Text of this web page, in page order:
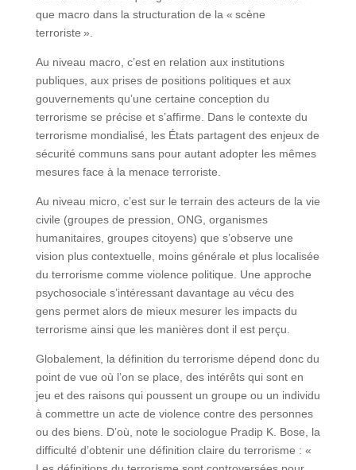
que macro dans la structuration de la « scène
terroriste ».
Au niveau macro, c’est en relation aux institutions
publiques, aux prises de positions politiques et aux
gouvernements qu’une certaine conception du
terrorisme se précise et s’affirme. Dans le contexte du
terrorisme mondialisé, les États partagent des enjeux de
sécurité communs sans pour autant adopter les mêmes
mesures face à la menace terroriste.
Au niveau micro, c’est sur le terrain des acteurs de la vie
civile (groupes de pression, ONG, organismes
humanitaires, groupes citoyens) que s’observe une
vision plus contextuelle, moins générale et plus localisée
du terrorisme comme violence politique. Une approche
psychosociale s’intéressant davantage au vécu des
gens permet alors de mieux mesurer les impacts du
terrorisme ainsi que les manières dont il est perçu.
Globalement, la définition du terrorisme dépend donc du
point de vue où l’on se place, des intérêts qui sont en
jeu et des raisons qui poussent un groupe ou un individu
à commettre un acte de violence contre des personnes
ou des biens. D’où, note le sociologue Pradip K. Bose, la
difficulté d’obtenir une définition claire du terrorisme : «